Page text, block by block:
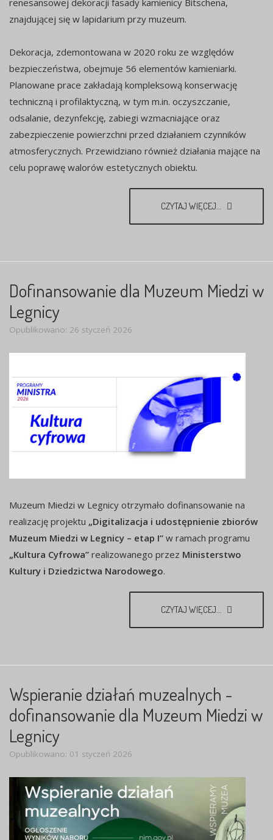
renesansowej dekoracji fasady kamienicy Bitschena,
znajdującej się w lapidarium przy muzeum.
Dekoracja, zdemontowana w 2020 roku ze względów
bezpieczeństwa, obejmuje 56 elementów kamieniarki.
Planowane prace zakładają kompleksową konserwację
techniczną i profilaktyczną, w tym m.in. oczyszczanie,
odsalanie, dezynfekcję, zabiegi wzmacniające oraz
zabezpieczenie powierzchni przed działaniem czynników
atmosferycznych. Przewidziano również działania mające na
celu poprawę walorów estetycznych obiektu.
CZYTAJ WIĘCEJ...
Dofinansowanie dla Muzeum Miedzi w
Legnicy
Opublikowano: 26 styczeń 2026
Muzeum Miedzi w Legnicy otrzymało dofinansowanie na
realizację projektu „Digitalizacja i udostępnienie zbiorów
Muzeum Miedzi w Legnicy – etap I” w ramach programu
„Kultura Cyfrowa” realizowanego przez Ministerstwo
Kultury i Dziedzictwa Narodowego.
CZYTAJ WIĘCEJ...
Wspieranie działań muzealnych -
dofinansowanie dla Muzeum Miedzi w
Legnicy
Opublikowano: 01 styczeń 2026